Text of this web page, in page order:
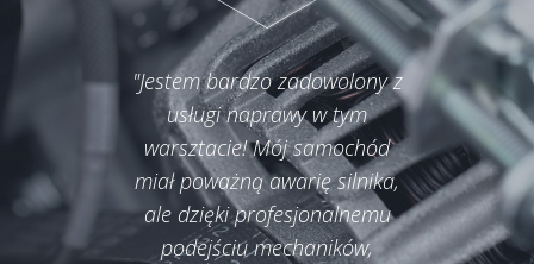
"Jestem bardzo zadowolony z
usługi naprawy w tym
warsztacie! Mój samochód
miał poważną awarię silnika,
ale dzięki profesjonalnemu
podejściu mechaników,